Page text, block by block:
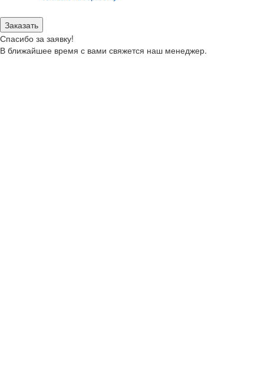
Заказать
Спасибо за заявку!
В ближайшее время с вами свяжется наш менеджер.